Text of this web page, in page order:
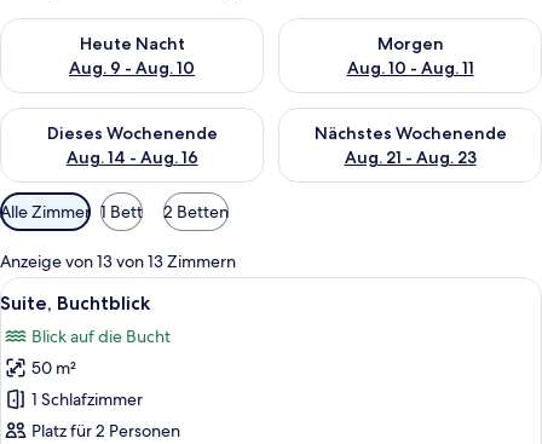
Heute Nacht
Aug. 9 - Aug. 10
Überprüfe die Verfügbarkeit für heute Nacht, Aug. 9 - Aug.
Morgen
Aug. 10 - Aug. 11
Überprüfe die Verfügbarkeit
Dieses Wochenende
Aug. 14 - Aug. 16
Überprüfe die Verfügbarkeit für dieses Wochenende, Aug. 14
Nächstes Wochenende
Aug. 21 - Aug. 23
Überprüfe die Verfügbarkeit
Verfügbare
Filter
für
Zimmer
Alle Zimmer 1 Bett 2 Betten
Anzeige von 13 von 13 Zimmern
Alle
Fotos
für
Suite,
Buchtblick
anzeigen
Ein modernes Hotelzimmer mit
5
Suite, Buchtblick
Blick auf die Bucht
50 m²
1 Schlafzimmer
Platz für 2 Personen